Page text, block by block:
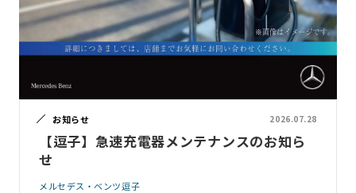
お知らせ 2026.07.28
【逗子】急速充電器メンテナンスのお知ら
せ
メルセデス・ベンツ逗子